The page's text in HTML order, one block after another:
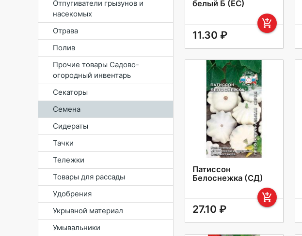
Отпугиватели грызунов и
насекомых
Отрава
Полив
Прочие товары Садово-
огородный инвентарь
Секаторы
Семена
Сидераты
Тачки
Тележки
Товары для рассады
Удобрения
Укрывной материал
Умывальники
белый Б (ЕС)
add_shopping_cart
11.30 ₽
Патиссон
Белоснежка (СД)
add_shopping_cart
27.10 ₽